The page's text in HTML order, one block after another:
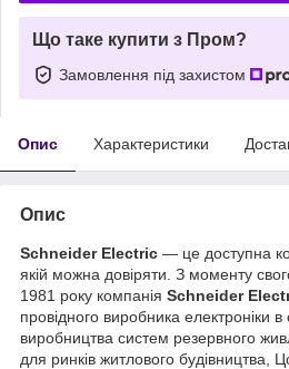
Що таке купити з Пром?
Замовлення під захистом
Опис Характеристики
Опис
Schneider Electric — це доступна
якій можна довіряти. З моменту
1981 року компанія Schneider
провідного виробника електроніки в
виробництва систем резервного
для ринків житлового будівництва,